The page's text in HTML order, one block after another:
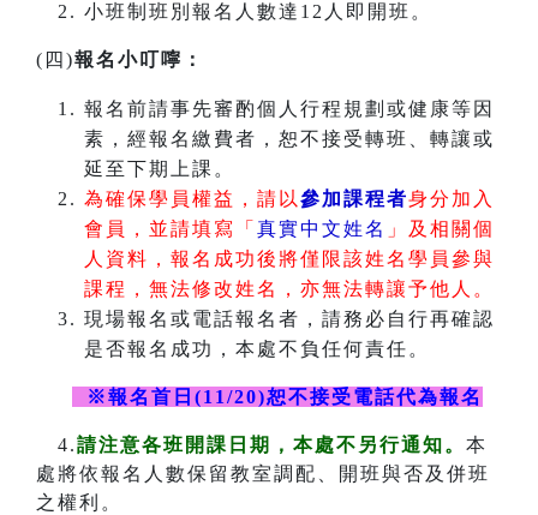
小班制班別報名人數達12人即開班。
(四)報名小叮嚀：
報名前請事先審酌個人行程規劃或健康等因
素，經報名繳費者，恕不接受轉班、轉讓或
延至下期上課。
為確保學員權益，請以 參加課程者身分加入
會員，並請填寫「 真實中文姓名 」及相關個
人資料，報名成功後將僅限該姓名學員參與
課程，無法修改姓名，亦無法轉讓予他人。
現場報名或電話報名者，請務必自行再確認
是否報名成功，本處不負任何責任。
※報名首日(11/20)恕不接受電話代為報名
4.請注意各班開課日期，本處不另行通知。 本
處將依報名人數保留教室調配、開班與否及併班
之權利。